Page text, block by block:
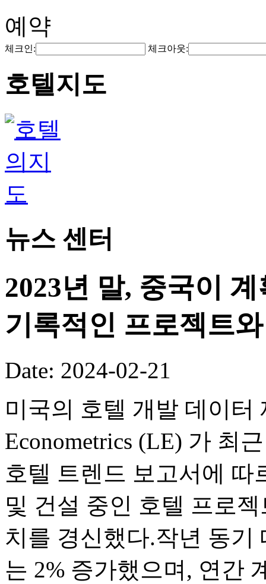
예약
체크인: 체크아웃:
호텔지도
뉴스 센터
2023년 말, 중국이
기록적인 프로젝트
Date: 2024-02-21
미국의 호텔 개발 데이터
Econometrics (LE) 가 최
호텔 트렌드 보고서에 따
및 건설 중인 호텔 프로
치를 경신했다.작년 동기
는 2% 증가했으며, 연간